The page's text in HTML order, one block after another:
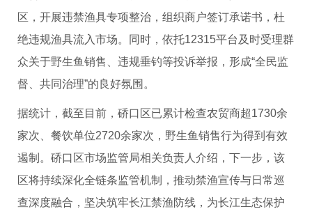
区，开展违禁渔具专项整治，组织商户签订承诺书，杜
绝违规渔具流入市场。同时，依托12315平台及时受理群
众关于野生鱼销售、违规垂钓等投诉举报，形成“全民监
督、共同治理”的良好氛围。
据统计，截至目前，硚口区已累计检查农贸商超1730余
家次、餐饮单位2720余家次，野生鱼销售行为得到有效
遏制。硚口区市场监管局相关负责人介绍，下一步，该
区将持续深化全链条监管机制，推动禁渔宣传与日常巡
查深度融合，坚决筑牢长江禁渔防线，为长江生态保护